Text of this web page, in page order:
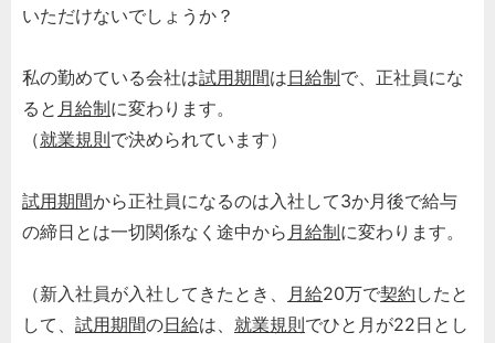
いただけないでしょうか？
私の勤めている会社は試用期間は日給制で、正社員にな
ると 月給制に変わります。
（就業規則で決められています）
試用期間から正社員になるのは入社して3か月後で給与
の締日とは一切関係なく途中から 月給制に変わります。
（新入社員が入社してきたとき、 月給20万で契約 したと
して、 試用期間の日給は、 就業規則でひと月が22日とし